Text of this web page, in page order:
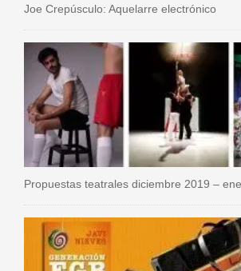
Joe Crepúsculo: Aquelarre electrónico
Propuestas teatrales diciembre 2019 –